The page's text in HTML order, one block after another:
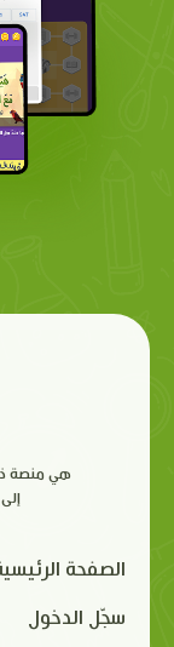
هي منصة
الصفحة
سجّل الدخول